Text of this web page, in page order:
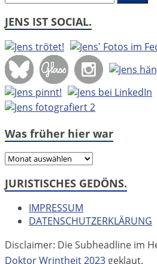
JENS IST SOCIAL.
Was früher hier war
Was
hier
JURISTISCHES GEDÖNS.
IMPRESSUM
DATENSCHUTZERKLÄRUNG
Disclaimer: Die Subheadline im
Doktor Wrintheit 2023 geklaut.